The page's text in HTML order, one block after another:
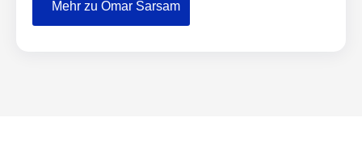
Mehr zu Omar Sarsam